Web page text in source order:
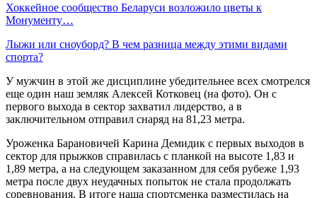
Хоккейное сообщество Беларуси возложило цветы к
Монументу…
Лыжи или сноуборд? В чем разница между этими видами
спорта?
У мужчин в этой же дисциплине убедительнее всех смотрелся
еще один наш земляк Алексей Котковец (на фото). Он с
первого выхода в сектор захватил лидерство, а в
заключительном отправил снаряд на 81,23 метра.
Уроженка Барановичей Карина Демидик с первых выходов в
сектор для прыжков справилась с планкой на высоте 1,83 и
1,89 метра, а на следующем заказанном для себя рубеже 1,93
метра после двух неудачных попыток не стала продолжать
соревнования. В итоге наша спортсменка разместилась на